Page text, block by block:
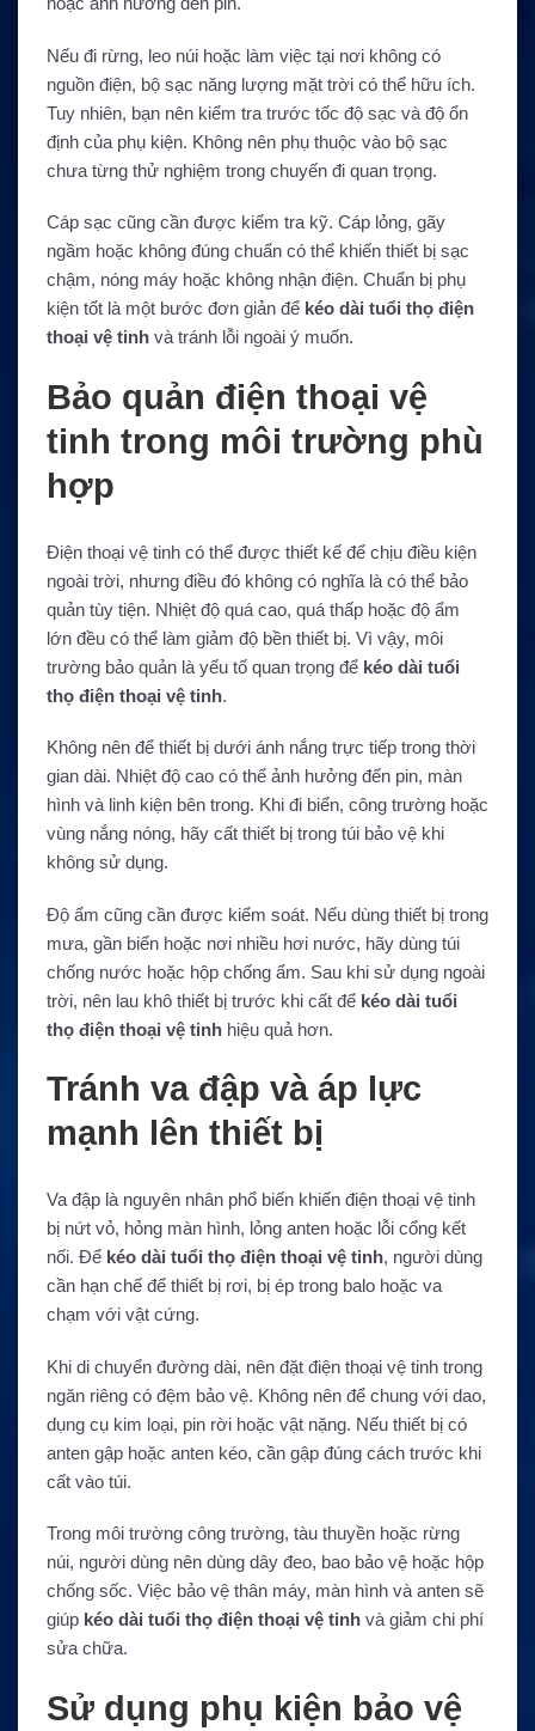
Nếu đi rừng, leo núi hoặc làm việc tại nơi không có
nguồn điện, bộ sạc năng lượng mặt trời có thể hữu ích.
Tuy nhiên, bạn nên kiểm tra trước tốc độ sạc và độ ổn
định của phụ kiện. Không nên phụ thuộc vào bộ sạc
chưa từng thử nghiệm trong chuyến đi quan trọng.
Cáp sạc cũng cần được kiểm tra kỹ. Cáp lỏng, gãy
ngầm hoặc không đúng chuẩn có thể khiến thiết bị sạc
chậm, nóng máy hoặc không nhận điện. Chuẩn bị phụ
kiện tốt là một bước đơn giản để kéo dài tuổi thọ điện
thoại vệ tinh và tránh lỗi ngoài ý muốn.
Bảo quản điện thoại vệ
tinh trong môi trường phù
hợp
Điện thoại vệ tinh có thể được thiết kế để chịu điều kiện
ngoài trời, nhưng điều đó không có nghĩa là có thể bảo
quản tùy tiện. Nhiệt độ quá cao, quá thấp hoặc độ ẩm
lớn đều có thể làm giảm độ bền thiết bị. Vì vậy, môi
trường bảo quản là yếu tố quan trọng để kéo dài tuổi
thọ điện thoại vệ tinh.
Không nên để thiết bị dưới ánh nắng trực tiếp trong thời
gian dài. Nhiệt độ cao có thể ảnh hưởng đến pin, màn
hình và linh kiện bên trong. Khi đi biển, công trường hoặc
vùng nắng nóng, hãy cất thiết bị trong túi bảo vệ khi
không sử dụng.
Độ ẩm cũng cần được kiểm soát. Nếu dùng thiết bị trong
mưa, gần biển hoặc nơi nhiều hơi nước, hãy dùng túi
chống nước hoặc hộp chống ẩm. Sau khi sử dụng ngoài
trời, nên lau khô thiết bị trước khi cất để kéo dài tuổi
thọ điện thoại vệ tinh hiệu quả hơn.
Tránh va đập và áp lực
mạnh lên thiết bị
Va đập là nguyên nhân phổ biến khiến điện thoại vệ tinh
bị nứt vỏ, hỏng màn hình, lỏng anten hoặc lỗi cổng kết
nối. Để kéo dài tuổi thọ điện thoại vệ tinh, người dùng
cần hạn chế để thiết bị rơi, bị ép trong balo hoặc va
chạm với vật cứng.
Khi di chuyển đường dài, nên đặt điện thoại vệ tinh trong
ngăn riêng có đệm bảo vệ. Không nên để chung với dao,
dụng cụ kim loại, pin rời hoặc vật nặng. Nếu thiết bị có
anten gập hoặc anten kéo, cần gập đúng cách trước khi
cất vào túi.
Trong môi trường công trường, tàu thuyền hoặc rừng
núi, người dùng nên dùng dây đeo, bao bảo vệ hoặc hộp
chống sốc. Việc bảo vệ thân máy, màn hình và anten sẽ
giúp kéo dài tuổi thọ điện thoại vệ tinh và giảm chi phí
sửa chữa.
Sử dụng phụ kiện bảo vệ